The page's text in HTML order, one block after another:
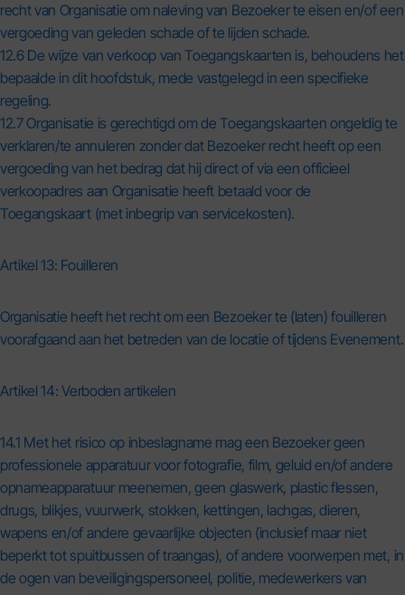
recht van Organisatie om naleving van Bezoeker te eisen en/of een
vergoeding van geleden schade of te lijden schade.
12.6 De wijze van verkoop van Toegangskaarten is, behoudens het
bepaalde in dit hoofdstuk, mede vastgelegd in een specifieke
regeling.
12.7 Organisatie is gerechtigd om de Toegangskaarten ongeldig te
verklaren/te annuleren zonder dat Bezoeker recht heeft op een
vergoeding van het bedrag dat hij direct of via een officieel
verkoopadres aan Organisatie heeft betaald voor de
Toegangskaart (met inbegrip van servicekosten).
Artikel 13: Fouilleren
Organisatie heeft het recht om een Bezoeker te (laten) fouilleren
voorafgaand aan het betreden van de locatie of tijdens Evenement.
Artikel 14: Verboden artikelen
14.1 Met het risico op inbeslagname mag een Bezoeker geen
professionele apparatuur voor fotografie, film, geluid en/of andere
opnameapparatuur meenemen, geen glaswerk, plastic flessen,
drugs, blikjes, vuurwerk, stokken, kettingen, lachgas, dieren,
wapens en/of andere gevaarlijke objecten (inclusief maar niet
beperkt tot spuitbussen of traangas), of andere voorwerpen met, in
de ogen van beveiligingspersoneel, politie, medewerkers van